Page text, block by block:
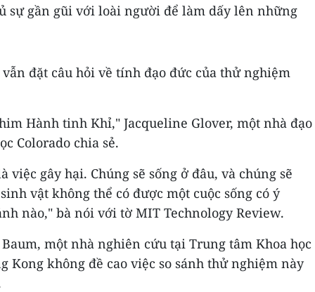
sự gần gũi với loài người để làm dấy lên những
đặt câu hỏi về tính đạo đức của thử nghiệm
Hành tinh Khỉ," Jacqueline Glover, một nhà đạo
Colorado chia sẻ.
việc gây hại. Chúng sẽ sống ở đâu, và chúng sẽ
vật không thể có được một cuộc sống có ý
nào," bà nói với tờ MIT Technology Review.
một nhà nghiên cứu tại Trung tâm Khoa học
Kong không đề cao việc so sánh thử nghiệm này